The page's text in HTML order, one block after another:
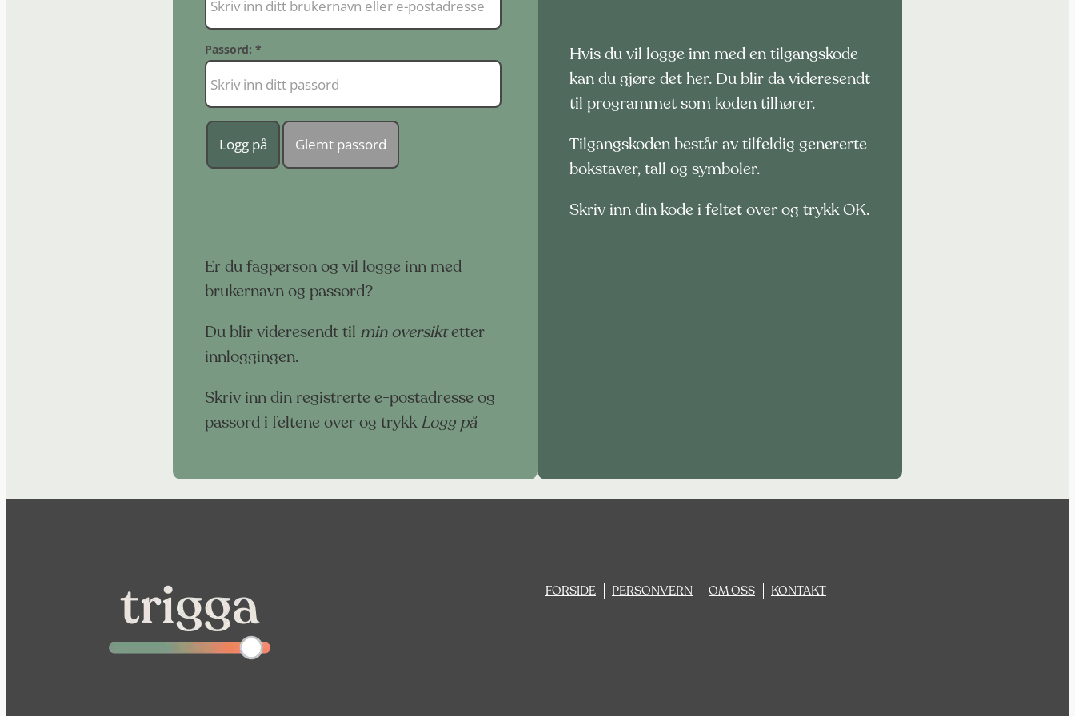
Er du fagperson og vil logge inn med
brukernavn og passord?
Du blir videresendt til min oversiktetter
innloggingen.
Skriv inn din registrerte e-postadresse og
passord i feltene over og trykkLogg på
Hvis du vil logge inn med en tilgangskode
kan du gjøre det her. Du blir da videresendt
til programmet som koden tilhører.
Tilgangskoden består av tilfeldig genererte
bokstaver, tall og symboler.
Skriv inn din kode i feltet over og trykk OK.
FORSIDE PERSONVERN OM OSS KONTAKT